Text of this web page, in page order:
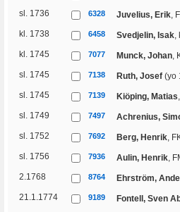
sl. 1736
6328 Juvelius, Erik,
kl. 1738
6458 Svedjelin, Isak,
kl. 1745
7077 Munck, Johan,
sl. 1745
7138 Ruth, Josef (yo
sl. 1745
7139 Kiöping, Matias
sl. 1749
7497
Achrenius,
sl. 1752
7692 Berg, Henrik,
sl. 1756
7936 Aulin, Henrik,
2.1768
8764
Ehrström,
21.1.1774
9189
Fontell, Sven